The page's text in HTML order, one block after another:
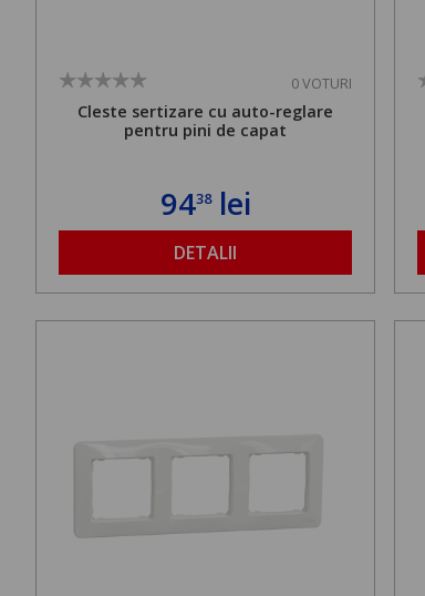
0 VOTURI
Cleste sertizare cu auto-reglare
pentru pini de capat
9438lei
DETALII